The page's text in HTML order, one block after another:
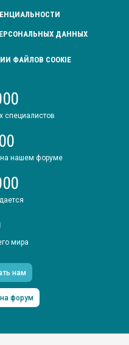
ДАННЫХ
ФАЙЛОВ COOKIE
специалистов
нашем форуме
мира
нам
форум